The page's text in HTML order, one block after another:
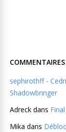
sephirothff -
Shadowbringer
Adreck dans
Mika dans